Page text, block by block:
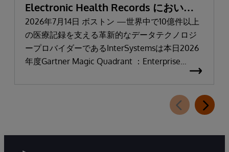
Electronic Health Records において
「リーダー」と評価される
2026年7月14日 ボストン —世界中で10億件以上
の医療記録を支える革新的なデータテクノロジ
ープロバイダーであるInterSystemsは本日2026
年度Gartner Magic Quadrant ：Enterprise
Electronic Health Records（医療機関向け電子カ